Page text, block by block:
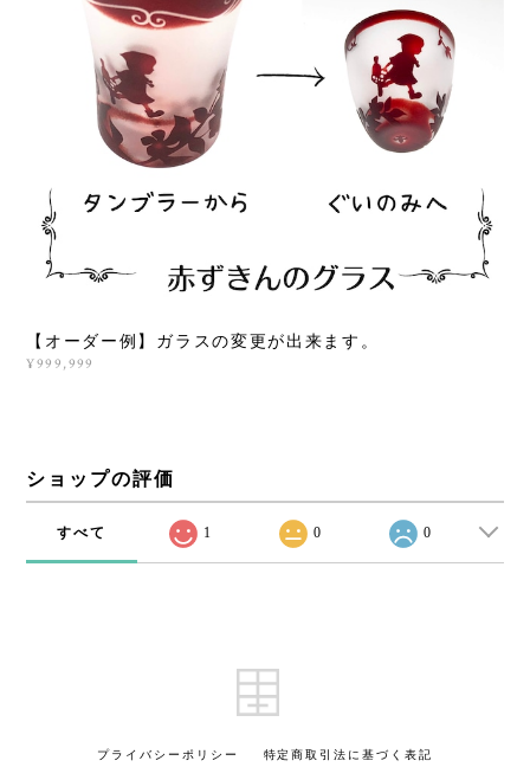
【オーダー例】ガラスの変更が出来ます。
¥999,999
ショップの評価
すべて 1 0 0
プライバシーポリシー 特定商取引法に基づく表記